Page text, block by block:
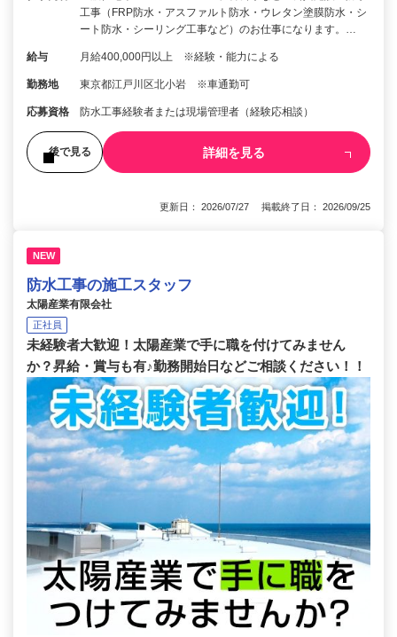
工事（FRP防水・アスファルト防水・ウレタン塗膜防水・シ
ート防水・シーリング工事など）のお仕事になります。…
給与 月給400,000円以上 ※経験・能力による
勤務地 東京都江戸川区北小岩 ※車通勤可
応募資格 防水工事経験者または現場管理者（経験応相談）
後で見る 詳細を見る
更新日： 2026/07/27 掲載終了日： 2026/09/25
NEW
防水工事の施工スタッフ
太陽産業有限会社
正社員
未経験者大歓迎！太陽産業で手に職を付けてみません
か？昇給・賞与も有♪勤務開始日などご相談ください！！